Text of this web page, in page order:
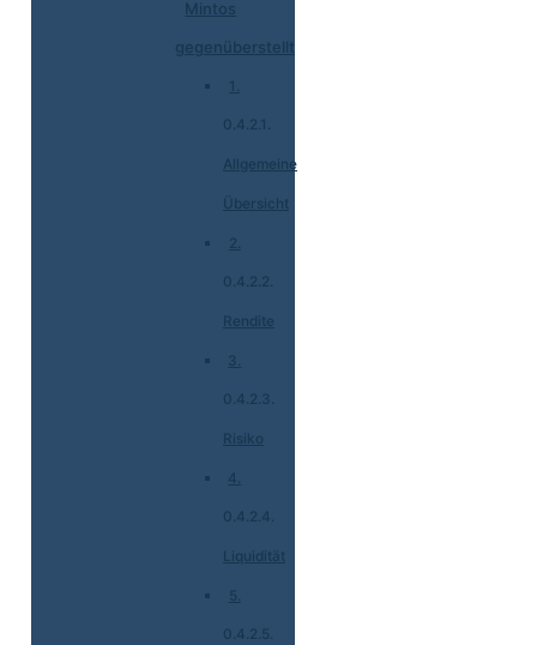
Mintos
gegenüberstellt
1.
Allgemeine
Übersicht
2.
Rendite
3.
Risiko
4.
Liquidität
5.